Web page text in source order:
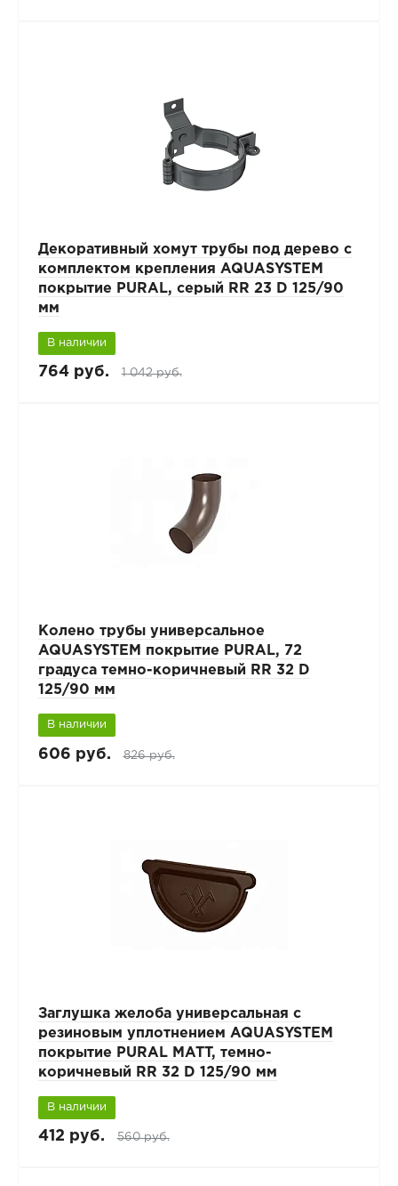
Декоративный хомут трубы под дерево с
комплектом крепления AQUASYSTEM
покрытие PURAL, серый RR 23 D 125/90
мм
В наличии
764 руб. 1 042 руб.
Колено трубы универсальное
AQUASYSTEM покрытие PURAL, 72
градуса темно-коричневый RR 32 D
125/90 мм
В наличии
606 руб. 826 руб.
Заглушка желоба универсальная с
резиновым уплотнением AQUASYSTEM
покрытие PURAL MATT, темно-
коричневый RR 32 D 125/90 мм
В наличии
412 руб. 560 руб.